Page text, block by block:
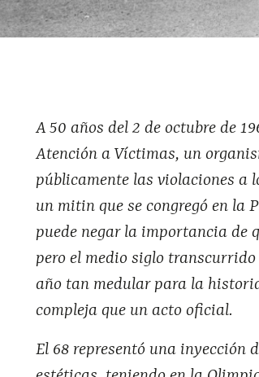
A 50 años del 2 de octubre de
Atención a Víctimas, un
públicamente las violaciones a
un mitin que se congregó en la
puede negar la importancia de
pero el medio siglo
año tan medular para la
compleja que un acto oficial.
El 68 representó una inyección